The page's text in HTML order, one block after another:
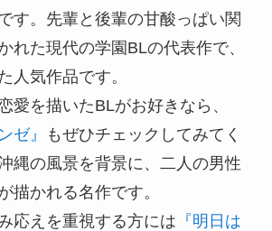
す。先輩と後輩の甘酸っぱい関
れた現代の学園BLの代表作で、
人気作品です。
愛を描いたBLがお好きなら、
ゼ』
もぜひチェックしてみてく
縄の風景を背景に、二人の男性
描かれる名作です。
応えを重視する方には 『明日は